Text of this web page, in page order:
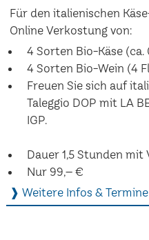
Für den italienischen
Online Verkostung von:
4 Sorten Bio-Käse (ca.
4 Sorten Bio-Wein (4
Freuen Sie sich auf
Taleggio DOP mit LA
IGP.
Dauer 1,5 Stunden mit
Nur 99,– €
❱ Weitere Infos & Termine